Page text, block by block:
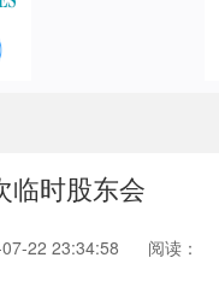
临时股东会
22 23:34:58 阅读：